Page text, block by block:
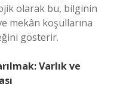
olarak bu, bilginin
mekân koşullarına
gösterir.
Varlık ve